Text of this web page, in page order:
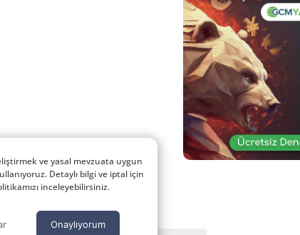
ve yasal mevzuata uygun
Detaylı bilgi ve iptal için
inceleyebilirsiniz.
Onaylıyorum